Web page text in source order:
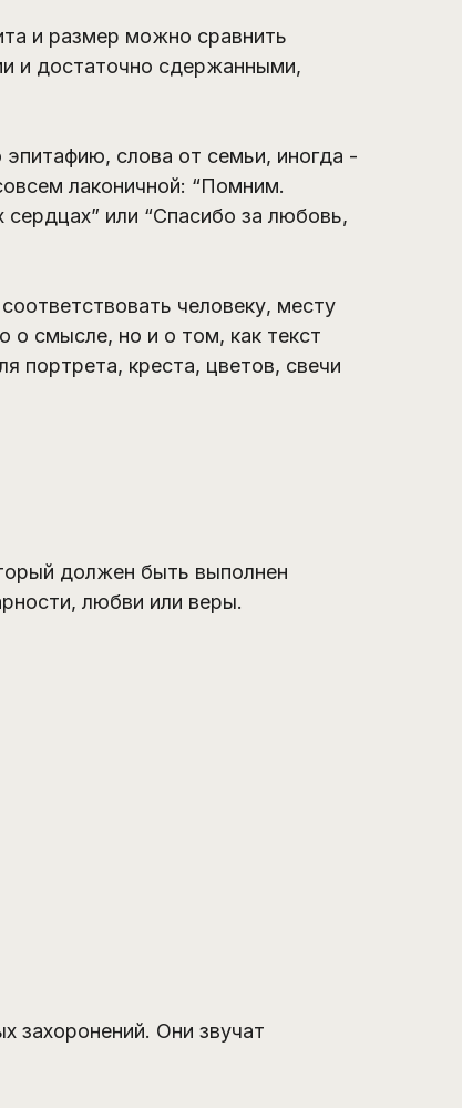
и размер можно сравнить
и достаточно сдержанными,
слова от семьи, иногда -
лаконичной: “Помним.
или “Спасибо за любовь,
человеку, месту
смысле, но и о том, как текст
портрета, креста, цветов, свечи
должен быть выполнен
любви или веры.
захоронений. Они звучат